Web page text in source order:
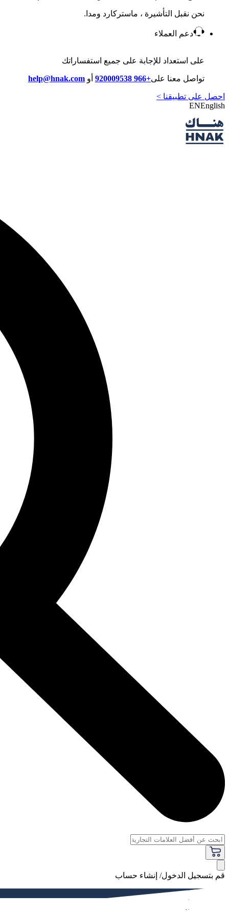
نحن نقبل التأشيرة ، ماستركارد ومدا.
دعم العملاء
على استعداد للإجابة على جميع استفساراتك
تواصل معنا على+966 920009538 أو help@hnak.com
احصل على تطبيقنا >
ENEnglish
قم بتسجيل الدخول/ إنشاء حساب
فاخر
النساء
الرجال